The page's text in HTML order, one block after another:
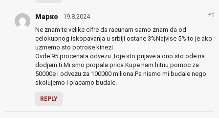
Марко 19.8.2024 #5
Ne znam te velike cifre da racunam samo znam da od
celokupnog iskopavanja u srbiji ostane 3%Najvise 5% to je ako
uzmemo sto potrose kinezi
Ovde.95 procenata odvezu ,toje sto prijave a ono sto ode na
dodjem ti.Mi smo propala prica.Kupe nam hitnu pomoc za
50000e i odvezu za 100000 miliona.Pa nismo mi budale nego
skolujemo i placamo budale.
REPLY